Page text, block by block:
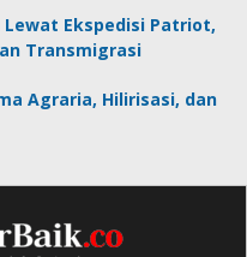
Ekspedisi Patriot,
Transmigrasi
Agraria, Hilirisasi, dan